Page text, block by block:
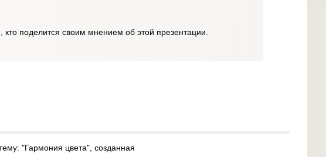
поделится своим мнением об этой презентации.
"Гармония цвета", созданная